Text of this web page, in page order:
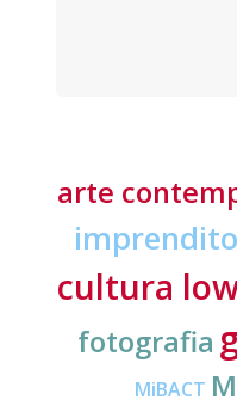
arte
cultura
fotografia
MiBACT